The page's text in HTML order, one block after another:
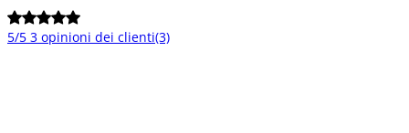
5/5 3 opinioni dei clienti(3)